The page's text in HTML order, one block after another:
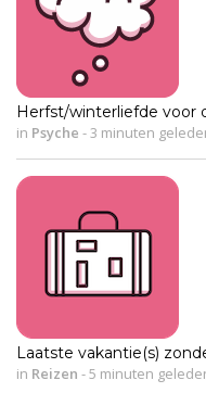
Herfst/winterliefde voor
in Psyche -3 minuten
Laatste vakantie(s)
in Reizen -5 minuten